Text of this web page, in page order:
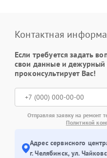
Контактная
Если требуется задать
свои данные и дежурный
проконсультирует Вас!
Отправляя заявку на ремонт
Политикой
Адрес сервисного
г. Челябинск, ул.